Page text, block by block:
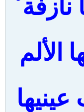
نازفة
الألم